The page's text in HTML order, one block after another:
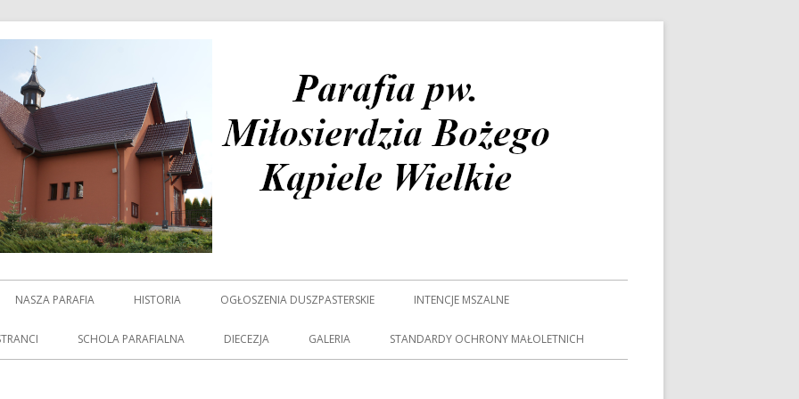
Bożego Kąpiele Wielkie
NASZA PARAFIA HISTORIA OGŁOSZENIA DUSZPASTERSKIE INTENCJE MSZALNE
SCHOLA PARAFIALNA DIECEZJA GALERIA STANDARDY OCHRONY MAŁOLETNICH